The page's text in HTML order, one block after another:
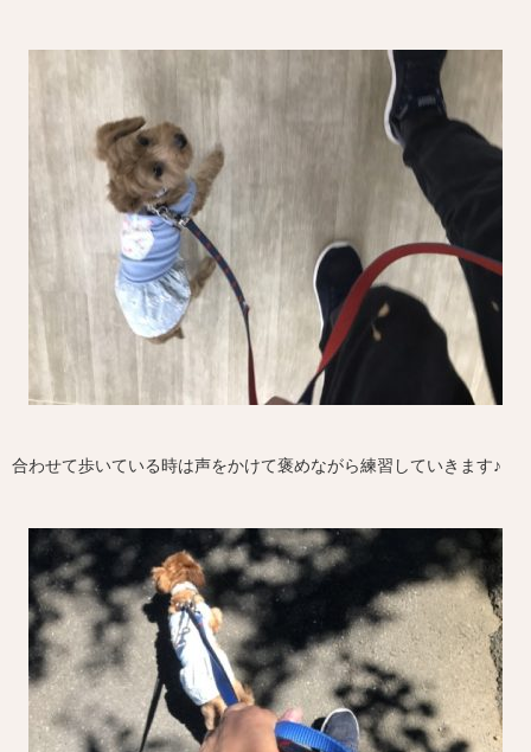
合わせて歩いている時は声をかけて褒めながら練習していきます♪